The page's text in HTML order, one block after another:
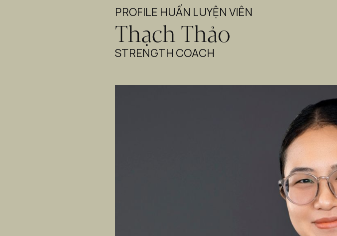
PROFILE HUẤN LUYỆN VIÊN
Thạch Thảo
STRENGTH COACH